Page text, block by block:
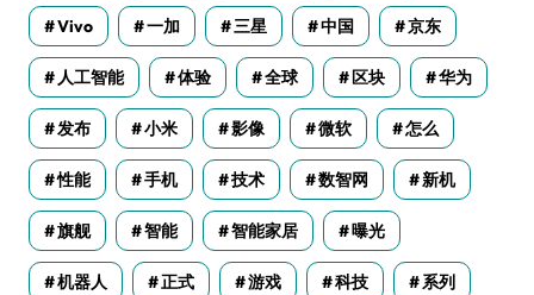
Vivo 一加 三星 中国 京东
人工智能 体验 全球 区块 华为
发布 小米 影像 微软 怎么
性能 手机 技术 数智网 新机
旗舰 智能 智能家居 曝光
机器人 正式 游戏 科技 系列